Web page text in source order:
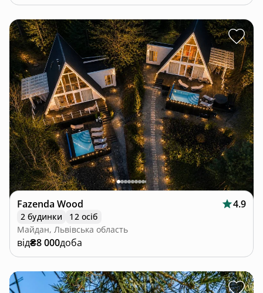
Fazenda Wood 4.9
2 будинки
12 осіб
Майдан, Львівська область
від₴8 000доба